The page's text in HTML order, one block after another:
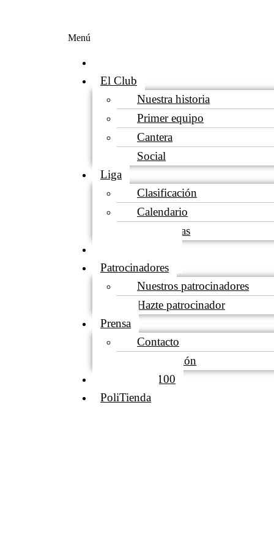
Menú
El Club
Nuestra historia
Primer equipo
Cantera
Social
Liga
Clasificación
Calendario
Estadísticas
Patrocinadores
Nuestros patrocinadores
Hazte patrocinador
Prensa
Contacto
Acreditación
Club de los 100
PoliTienda